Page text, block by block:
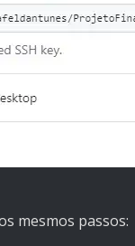
mesmos passos: